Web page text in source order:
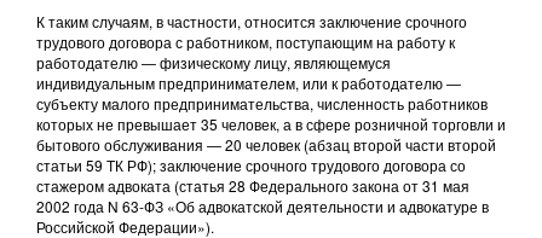
К таким случаям, в частности, относится заключение срочного
трудового договора с работником, поступающим на работу к
работодателю — физическому лицу, являющемуся
индивидуальным предпринимателем, или к работодателю —
субъекту малого предпринимательства, численность работников
которых не превышает 35 человек, а в сфере розничной торговли и
бытового обслуживания — 20 человек (абзац второй части второй
статьи 59 ТК РФ); заключение срочного трудового договора со
стажером адвоката (статья 28 Федерального закона от 31 мая
2002 года N 63-ФЗ «Об адвокатской деятельности и адвокатуре в
Российской Федерации»).